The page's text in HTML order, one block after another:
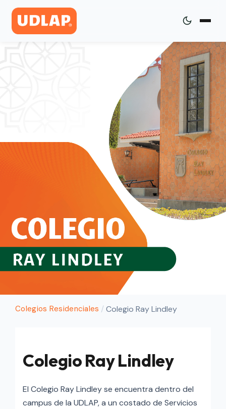
Colegios Residenciales / Colegio Ray Lindley
Colegio Ray Lindley
El Colegio Ray Lindley se encuentra dentro del
campus de la UDLAP, a un costado de Servicios